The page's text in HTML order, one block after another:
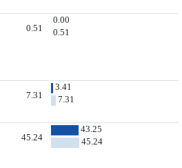
0.51
0.00
0.51
7.31
3.41
7.31
45.24
43.25
45.24